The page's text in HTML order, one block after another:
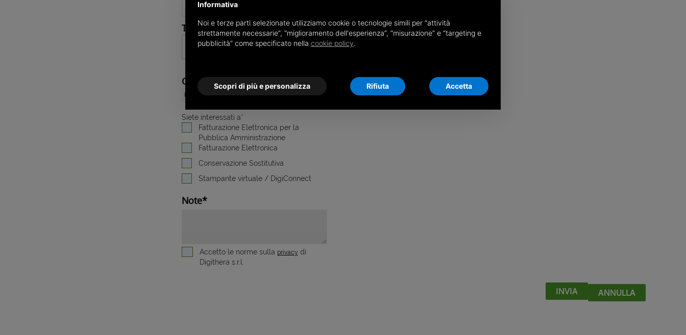
Telefono*
Come ci hai conosciuto?*
Siete interessati a*
Fatturazione Elettronica per la
Pubblica Amministrazione
Fatturazione Elettronica
Conservazione Sostitutiva
Stampante virtuale / DigiConnect
Note*
Accetto le norme sulla privacy di
Digithera s.r.l.
INVIA ANNULLA
Informativa
Noi e terze parti selezionate utilizziamo cookie o tecnologie simili per “attività
strettamente necessarie”, “miglioramento dell'esperienza”, “misurazione” e “targeting e
pubblicità” come specificato nella cookie policy.
Scopri di più e personalizza Rifiuta Accetta